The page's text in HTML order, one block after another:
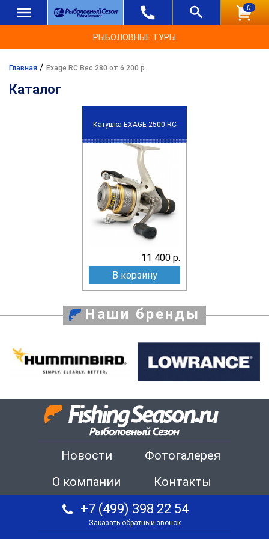
0
РЫБОЛОВНЫЕ ТУРЫ
Главная / Exage RC Вес 280 от 6 200 р.
Каталог
Катушка EXAGE 2500 RC
11 400 р.
В корзину
Наши бренды
Новости
Фотогалерея
О компании
Контакты
+7 (499) 398 22 54
Заказать обратный звонок